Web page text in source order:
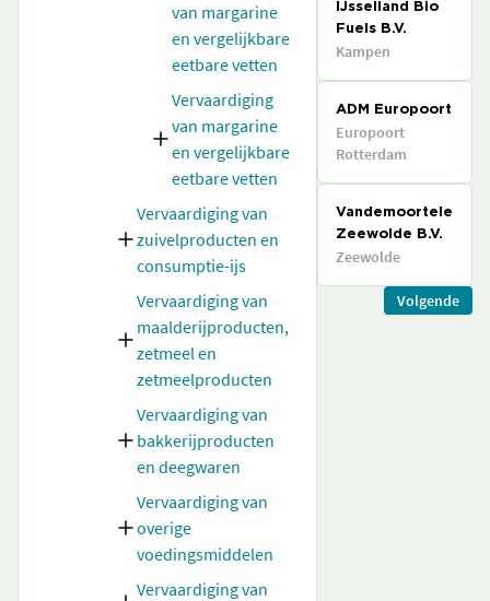
van margarine
en vergelijkbare
eetbare vetten
Vervaardiging
van margarine
en vergelijkbare
eetbare vetten
Vervaardiging van
zuivelproducten en
consumptie-ijs
Vervaardiging van
maalderijproducten,
zetmeel en
zetmeelproducten
Vervaardiging van
bakkerijproducten
en deegwaren
Vervaardiging van
overige
voedingsmiddelen
Vervaardiging van
IJsselland Bio
Fuels B.V.
Kampen
ADM Europoort
Europoort
Rotterdam
Vandemoortele
Zeewolde B.V.
Zeewolde
Volgende